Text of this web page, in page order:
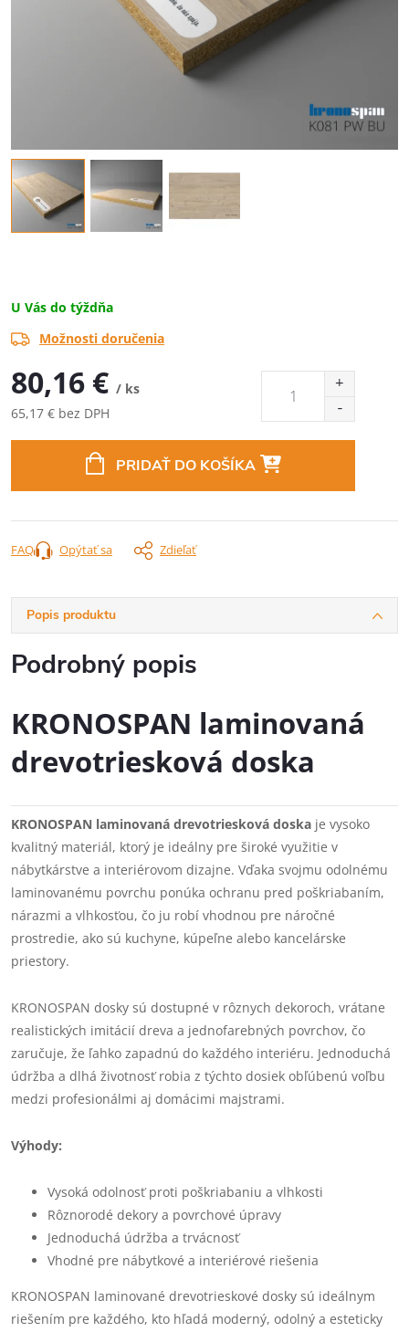
U Vás do týždňa
Možnosti doručenia
80,16 € / ks
65,17 € bez DPH
PRIDAŤ DO KOŠÍKA
Opýtať sa Zdieľať
FAQ
Popis produktu
Podrobný popis
KRONOSPAN laminovaná
drevotriesková doska
KRONOSPAN laminovaná drevotriesková doska je vysoko
kvalitný materiál, ktorý je ideálny pre široké využitie v
nábytkárstve a interiérovom dizajne. Vďaka svojmu odolnému
laminovanému povrchu ponúka ochranu pred poškriabaním,
nárazmi a vlhkosťou, čo ju robí vhodnou pre náročné
prostredie, ako sú kuchyne, kúpeľne alebo kancelárske
priestory.
KRONOSPAN dosky sú dostupné v rôznych dekoroch, vrátane
realistických imitácií dreva a jednofarebných povrchov, čo
zaručuje, že ľahko zapadnú do každého interiéru. Jednoduchá
údržba a dlhá životnosť robia z týchto dosiek obľúbenú voľbu
medzi profesionálmi aj domácimi majstrami.
Výhody:
Vysoká odolnosť proti poškriabaniu a vlhkosti
Rôznorodé dekory a povrchové úpravy
Jednoduchá údržba a trvácnosť
Vhodné pre nábytkové a interiérové riešenia
KRONOSPAN laminované drevotrieskové dosky sú ideálnym
riešením pre každého, kto hľadá moderný, odolný a esteticky